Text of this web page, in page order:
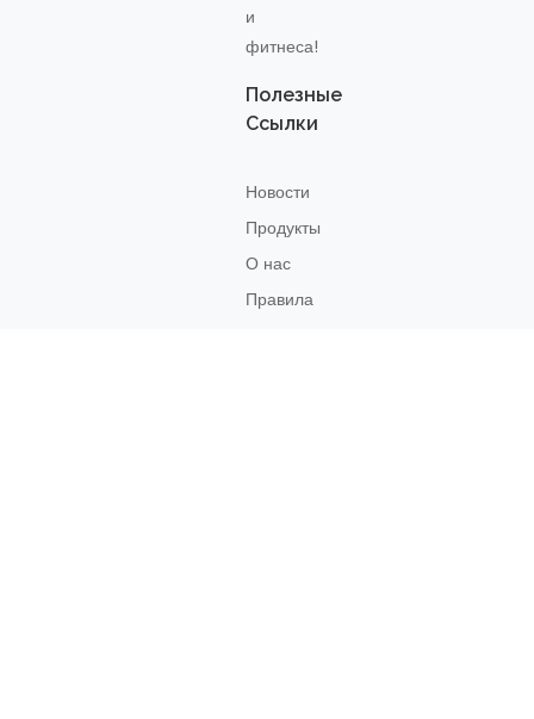
и
фитнеса!
Полезные
Ссылки
Новости
Продукты
О нас
Правила